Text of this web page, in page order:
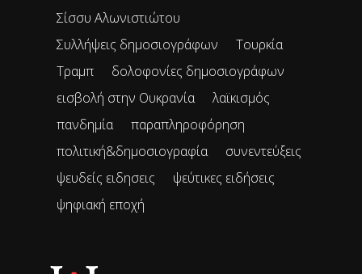
Σίσσυ Αλωνιστιώτου
Συλλήψεις δημοσιογράφων
Τουρκία
Τραμπ
δολοφονίες δημοσιογράφων
εισβολή στην Ουκρανία
λαϊκισμός
πανδημία
παραπληροφόρηση
πολιτική&δημοσιογραφία
συνεντεύξεις
ψευδείς ειδησεις
ψεύτικες ειδήσεις
ψηφιακή εποχή